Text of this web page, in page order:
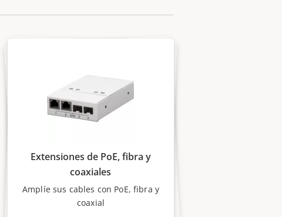
Extensiones de PoE, fibra y
coaxiales
Amplíe sus cables con PoE, fibra y
coaxial